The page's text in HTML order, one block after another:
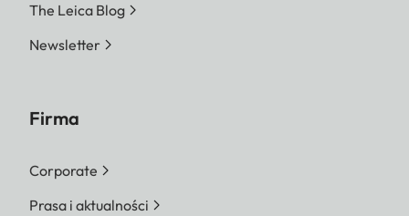
The Leica Blog
Newsletter
Firma
Corporate
Prasa i aktualności